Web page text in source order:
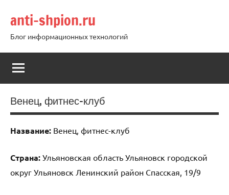
содержимому
anti-shpion.ru
Блог информационных технологий
Венец, фитнес-клуб
Название: Венец, фитнес-клуб
Страна: Ульяновская область Ульяновск городской
округ Ульяновск Ленинский район Спасская, 19/9